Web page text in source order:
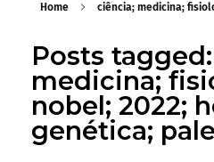
Home ciência; medicina;
Posts
medicina;
nobel; 2022;
genética;